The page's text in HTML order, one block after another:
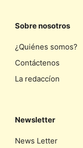
Sobre nosotros
¿Quiénes somos?
Contáctenos
La redaccíon
Newsletter
News Letter